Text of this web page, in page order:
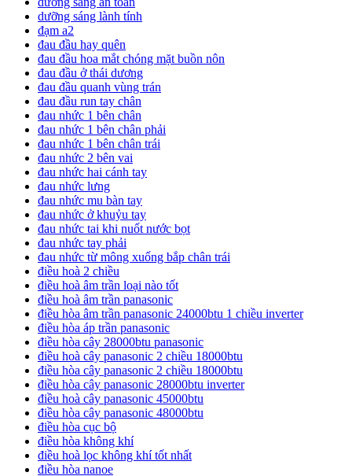
dưỡng sáng lành tính
đạm a2
đau đầu hay quên
đau đầu hoa mắt chóng mặt buồn nôn
đau đầu ở thái dương
đau đầu quanh vùng trán
đau đầu run tay chân
đau nhức 1 bên chân
đau nhức 1 bên chân phải
đau nhức 1 bên chân trái
đau nhức 2 bên vai
đau nhức hai cánh tay
đau nhức lưng
đau nhức mu bàn tay
đau nhức ở khuỷu tay
đau nhức tai khi nuốt nước bọt
đau nhức tay phải
đau nhức từ mông xuống bắp chân trái
điều hoà 2 chiều
điều hoà âm trần loại nào tốt
điều hoà âm trần panasonic
điều hòa âm trần panasonic 24000btu 1 chiều inverter
điều hòa áp trần panasonic
điều hòa cây 28000btu panasonic
điều hoà cây panasonic 2 chiều 18000btu
điều hòa cây panasonic 2 chiều 18000btu
điều hòa cây panasonic 28000btu inverter
điều hoà cây panasonic 45000btu
điều hòa cây panasonic 48000btu
điều hòa cục bộ
điều hòa không khí
điều hoà lọc không khí tốt nhất
điều hòa nanoe